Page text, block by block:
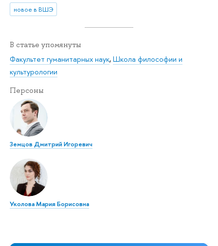
новое в ВШЭ
В статье упомянуты
Факультет гуманитарных наук,Школа философии и
культурологии
Персоны
Земцов Дмитрий Игоревич
Уколова Мария Борисовна